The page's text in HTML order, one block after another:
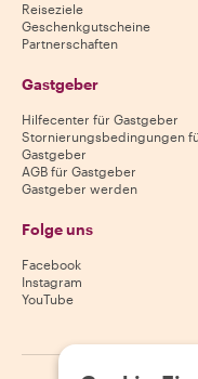
Reiseziele
Geschenkgutscheine
Partnerschaften
Gastgeber
Hilfecenter für Gastgeber
Stornierungsbedingungen
Gastgeber
AGB für Gastgeber
Gastgeber werden
Folge uns
Facebook
Instagram
YouTube